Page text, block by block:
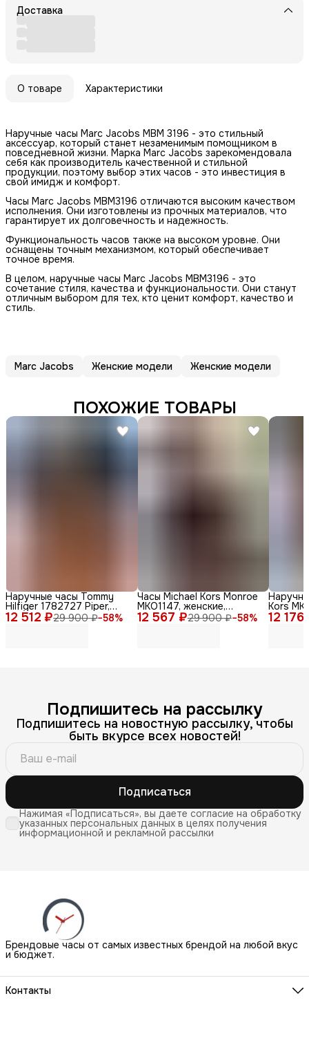
Доставка
О товаре Характеристики
Наручные часы Marc Jacobs MBM 3196 - это стильный
аксессуар, который станет незаменимым помощником в
повседневной жизни. Марка Marc Jacobs зарекомендовала
себя как производитель качественной и стильной
продукции, поэтому выбор этих часов - это инвестиция в
свой имидж и комфорт.
Часы Marc Jacobs MBM3196 отличаются высоким качеством
исполнения. Они изготовлены из прочных материалов, что
гарантирует их долговечность и надежность.
Функциональность часов также на высоком уровне. Они
оснащены точным механизмом, который обеспечивает
точное время.
В целом, наручные часы Marc Jacobs MBM3196 - это
сочетание стиля, качества и функциональности. Они станут
отличным выбором для тех, кто ценит комфорт, качество и
стиль.
Marc Jacobs Женские модели Женские модели
ПОХОЖИЕ ТОВАРЫ
12 512 ₽29 900 ₽−58%
Наручные часы Tommy
Hilfiger 1782727 Piper,
женские, кварцевые,
нержавеющая сталь,
12 567 ₽29 900 ₽−58%
Часы Michael Kors Monroe
MKO1147, женские,
кварцевые, дизайн Zebra
Print
12 176
Kors
Подпишитесь на рассылку
Подпишитесь на новостную рассылку, чтобы
быть вкурсе всех новостей!
Подписаться
Нажимая «Подписаться», вы даете согласие на обработку
указанных персональных данных в целях получения
информационной и рекламной рассылки
Брендовые часы от самых известных брендой на любой вкус
и бюджет.
Контакты